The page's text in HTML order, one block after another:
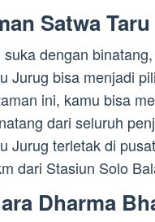
Satwa
dengan
Jurug bisa menjadi
ini, kamu bisa
dari seluruh
Jurug terletak di
dari Stasiun Solo
Dharma